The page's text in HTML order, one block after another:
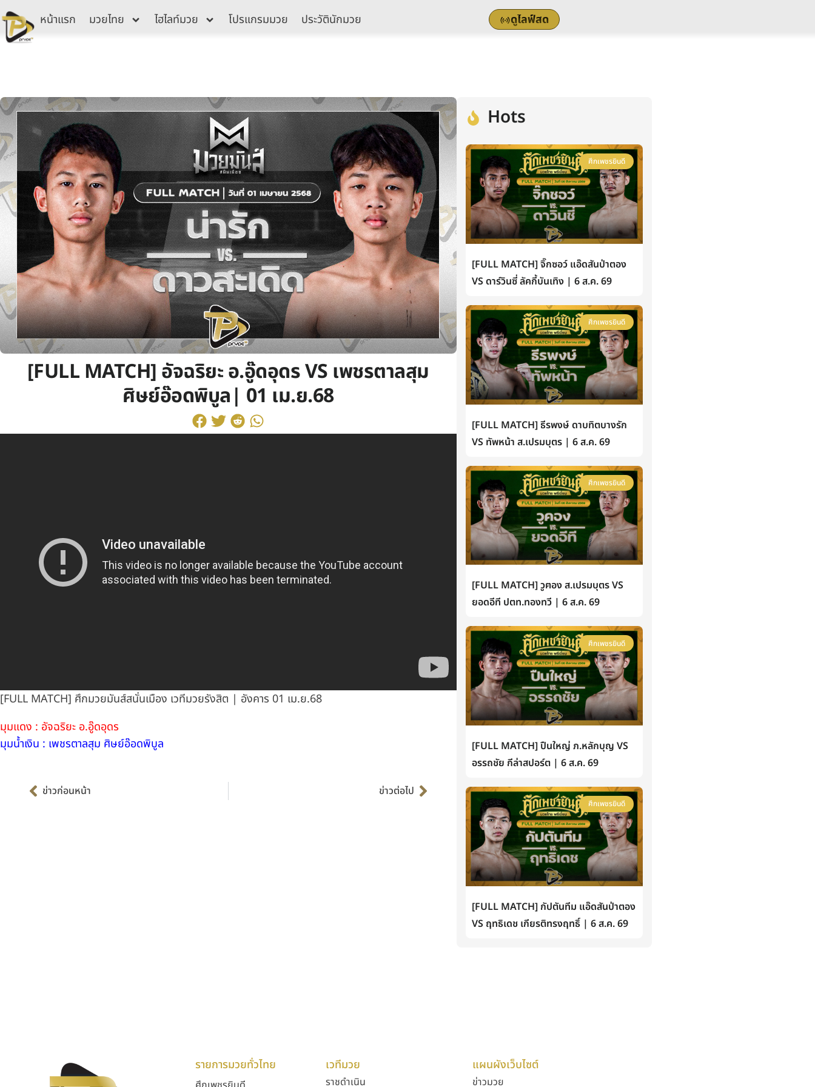
Skip
to
content
หน้าแรก มวยไทย ไฮไลท์มวย โปรแกรมมวย ประวัตินักมวย ดูไลฟ์สด
[FULL MATCH] อัจฉริยะ อ.อู๊ดอุดร VS เพชรตาลสุม
ศิษย์อ๊อดพิบูล| 01 เม.ย.68
[FULL MATCH] ศึกมวยมันส์สนั่นเมือง เวทีมวยรังสิต | อังคาร 01 เม.ย.68
มุมแดง : อัจฉริยะ อ.อู๊ดอุดร
มุมน้ำเงิน : เพชรตาลสุม ศิษย์อ๊อดพิบูล
ข่าวก่อนหน้า ข่าวต่อไป
Hots
ศึกเพชรยินดี
[FULL MATCH] จิ๊กซอว์ แอ๊ดสันป่าตอง
VS ดาร์วินซี่ ลัคกี้บันเทิง | 6 ส.ค. 69
ศึกเพชรยินดี
[FULL MATCH] ธีรพงษ์ ดาบทิตบางรัก
VS ทัพหน้า ส.เปรมบุตร | 6 ส.ค. 69
ศึกเพชรยินดี
[FULL MATCH] วูฅอง ส.เปรมบุตร VS
ยอดอีที ปตท.ทองทวี | 6 ส.ค. 69
ศึกเพชรยินดี
[FULL MATCH] ปืนใหญ่ ภ.หลักบุญ VS
อรรถชัย กีล่าสปอร์ต | 6 ส.ค. 69
ศึกเพชรยินดี
[FULL MATCH] กัปตันทีม แอ๊ดสันป่าตอง
VS ฤทธิเดช เกียรติทรงฤทธิ์ | 6 ส.ค. 69
รายการมวยทั่วไทย เวทีมวย
ราชดำเนิน
แผนผังเว็บไซต์
ข่าวมวย